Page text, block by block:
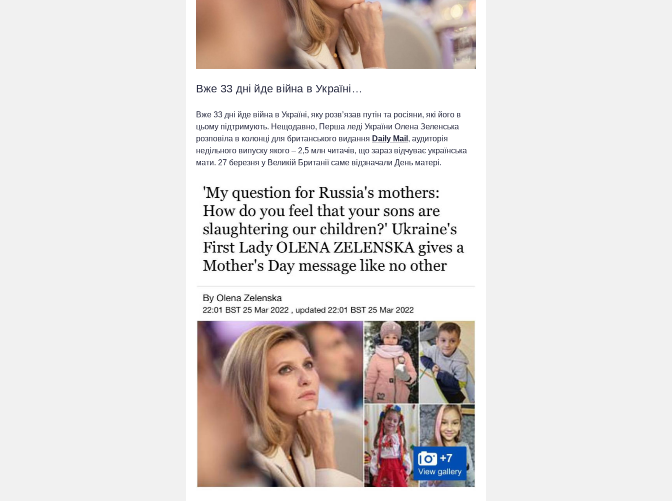
Вже 33 дні йде війна в Україні…
Вже 33 дні йде війна в Україні, яку розв’язав путін та росіяни, які його в
цьому підтримують. Нещодавно, Перша леді України Олена Зеленська
розповіла в колонці для британського видання Daily Mail , аудиторія
недільного випуску якого – 2,5 млн читачів, що зараз відчуває українська
мати. 27 березня у Великій Британії саме відзначали День матері.